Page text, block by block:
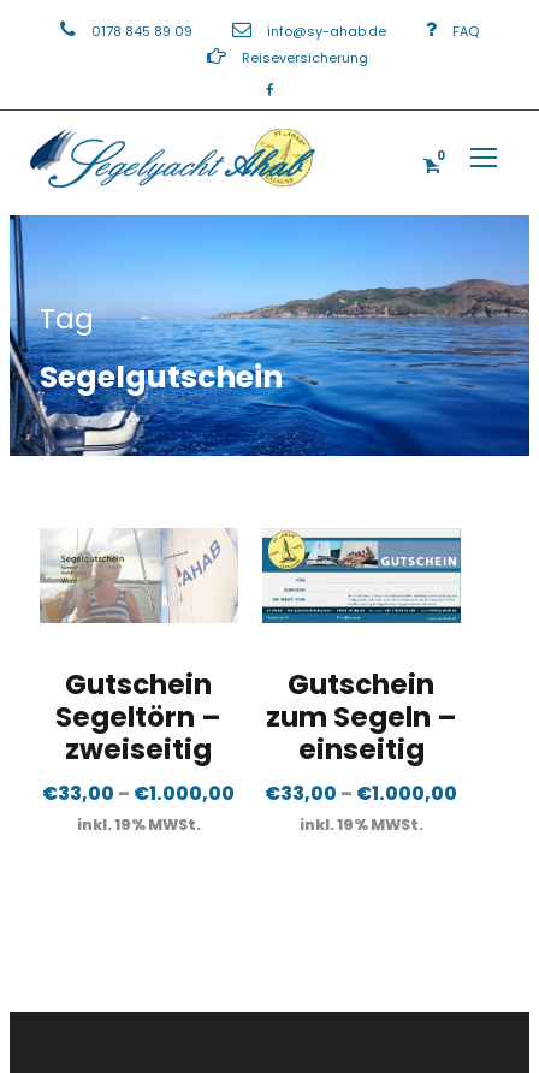
0178 845 89 09 info@sy-ahab.de
FAQ
Reiseversicherung
0
Tag
Segelgutschein
Gutschein
Segeltörn –
zweiseitig
€33,00 – €1.000,00
inkl. 19% MWSt.
Gutschein
zum Segeln –
einseitig
€33,00 – €1.000,00
inkl. 19% MWSt.